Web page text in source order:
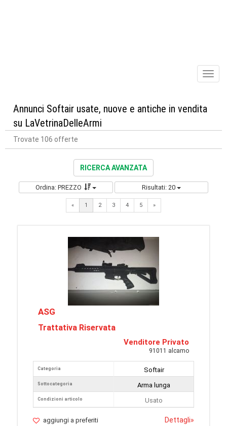
Annunci Softair usate, nuove e antiche in vendita
su LaVetrinaDelleArmi
Trovate 106 offerte
RICERCA AVANZATA
Ordina: PREZZO Risultati: 20
« 1 2 3 4 5 »Next
ASG
Trattativa Riservata
Venditore Privato
91011 alcamo
Categoria
Sottocategoria
Condizioni articolo
Softair
Arma lunga
Usato
aggiungi a preferiti Dettagli»